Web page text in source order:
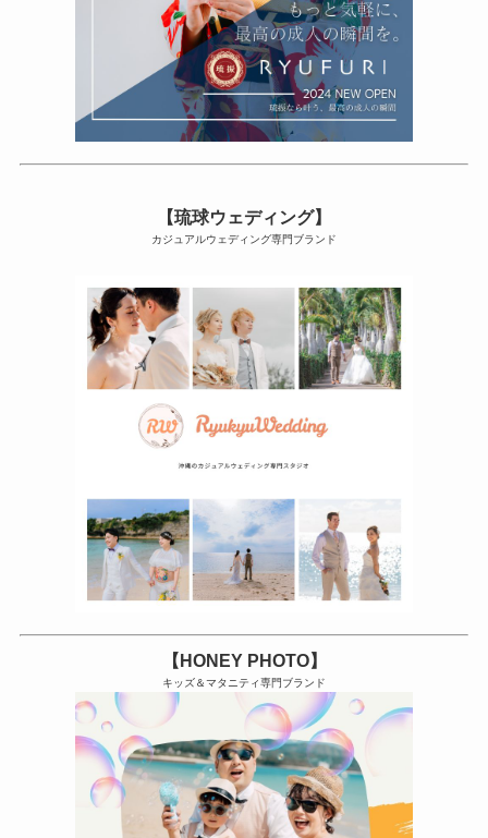
【琉球ウェディング】
カジュアルウェディング専門ブランド
【HONEY PHOTO】
キッズ＆マタニティ専門ブランド